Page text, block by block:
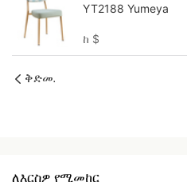
YT2188 Yumeya
ከ $
ቅድመ.
ለእርስዎ የሚመከር